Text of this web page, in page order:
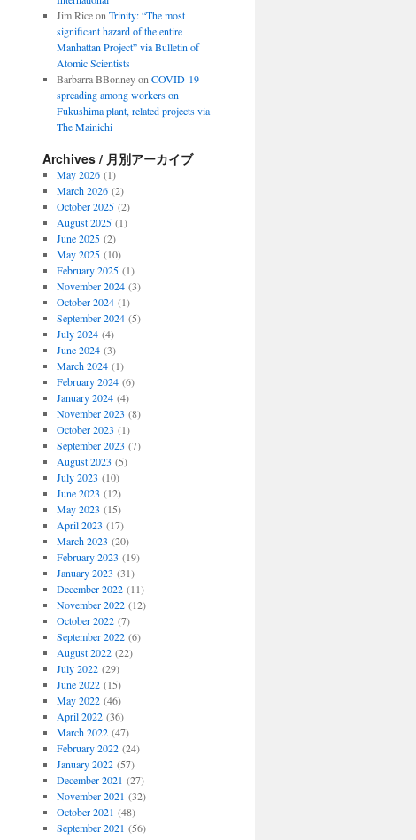
Jim Riceon Trinity: “The most
significant hazard of the entire
Manhattan Project” via Bulletin of
Atomic Scientists
Barbarra BBonneyon COVID-19
spreading among workers on
Fukushima plant, related projects via
The Mainichi
Archives / 月別アーカイブ
May 2026(1)
March 2026(2)
October 2025(2)
August 2025(1)
June 2025(2)
May 2025(10)
February 2025(1)
November 2024(3)
October 2024(1)
September 2024(5)
July 2024(4)
June 2024(3)
March 2024(1)
February 2024(6)
January 2024(4)
November 2023 (8)
October 2023 (1)
September 2023 (7)
August 2023 (5)
July 2023 (10)
June 2023 (12)
May 2023 (15)
April 2023 (17)
March 2023 (20)
February 2023 (19)
January 2023 (31)
December 2022(11)
November 2022(12)
October 2022(7)
September 2022(6)
August 2022(22)
July 2022(29)
June 2022(15)
May 2022(46)
April 2022(36)
March 2022(47)
February 2022(24)
January 2022(57)
December 2021 (27)
November 2021 (32)
October 2021 (48)
September 2021 (56)